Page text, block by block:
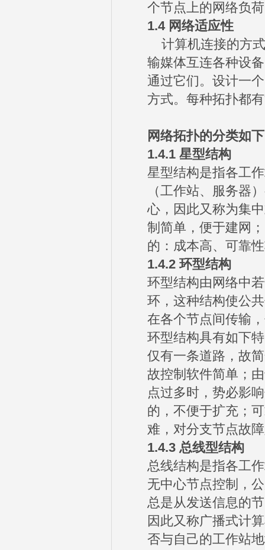
个节点上的网络负
1.4 网络适应性
计算机连接的方式
输媒体互连各种设
通过它们。设计一
方式。每种拓扑都
网络拓扑的分类如
1.4.1 星型结构
星型结构是指各工
（工作站、服务器
心，因此又称为集
制简单，便于建网
的：成本高、可靠
1.4.2环型结构
环型结构由网络中
环，这种结构使公
在各个节点间传输
环型结构具有如下
仅有一条道路，故
故控制软件简单；
点过多时，势必影
的，不便于扩充；
难，对分支节点故
1.4.3 总线型结构
总线结构是指各工
无中心节点控制，
总是从发送信息的
因此又称广播式计
否与自己的工作站